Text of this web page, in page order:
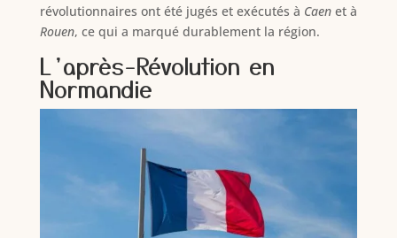
révolutionnaires ont été jugés et exécutés à Caenet à
Rouen, ce qui a marqué durablement la région.
L’après-Révolution en
Normandie